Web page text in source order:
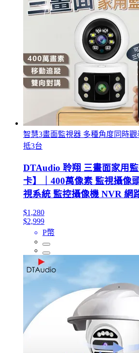
智慧3畫面監視器 多種角度同時
抵3台
DTAudio 聆翔 三畫面家用
卡】｜400萬像素 監視攝像
視系統 監控攝像機 NVR 網
$1,280
$2,999
P幣